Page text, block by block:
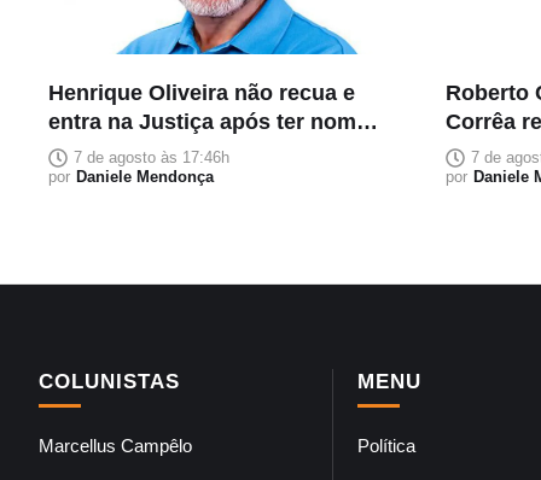
Henrique Oliveira não recua e
entra na Justiça após ter nome
retirado do PL na corrida ao
Senado
7 de agosto às 17:46h
por Daniele Mendonça
Roberto
Corrêa
reeleição
7 de
por Daniele
COLUNISTAS
Marcellus Campêlo
MENU
Política